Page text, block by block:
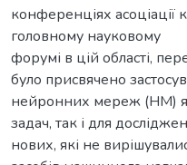
конференціях асоціації
головному науковому
форумі в цій області,
було присвячено
нейронних мереж (НМ)
задач, так і для
нових, які не